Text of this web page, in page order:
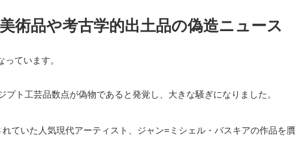
術品や考古学的出土品の偽造ニュース
ています。
ト工芸品数点が偽物であると発覚し、大きな騒ぎになりました。
ていた人気現代アーティスト、ジャン=ミシェル・バスキアの作品を贋